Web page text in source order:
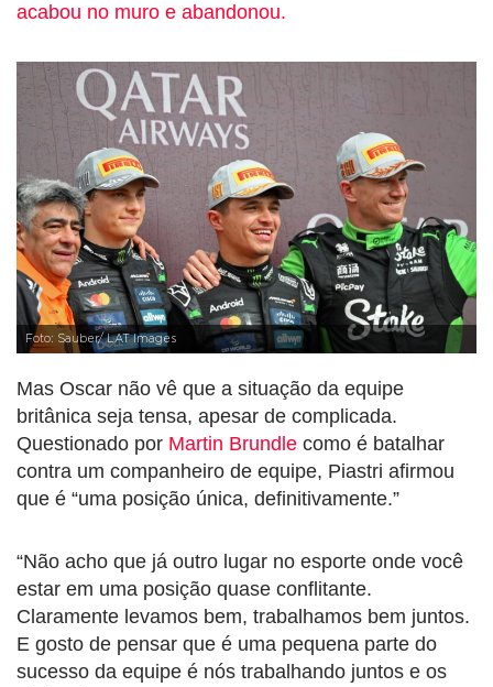
acabou no muro e abandonou.
Foto: Sauber/ LAT Images
Mas Oscar não vê que a situação da equipe
britânica seja tensa, apesar de complicada.
Questionado por Martin Brundle como é batalhar
contra um companheiro de equipe, Piastri afirmou
que é “uma posição única, definitivamente.”
“Não acho que já outro lugar no esporte onde você
estar em uma posição quase conflitante.
Claramente levamos bem, trabalhamos bem juntos.
E gosto de pensar que é uma pequena parte do
sucesso da equipe é nós trabalhando juntos e os